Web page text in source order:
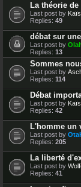
La théorie
Last post by
Replies: 49
débat sur
Last post by
Replies: 13
Sommes
Last post by
Replies: 114
Débat
Last post by
Replies: 42
L'homme un
Last post by
Replies: 205
La liberté
Last post by
Replies: 41